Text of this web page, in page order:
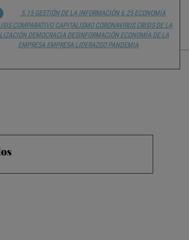
5.15 GESTIÓN DE LA INFORMACIÓN 6.25 ECONOMÍA
COMPARATIVO CAPITALISMO CORONAVIRUS CRISIS DE LA
DEMOCRACIA DESINFORMACIÓN ECONOMÍA DE LA
EMPRESA EMPRESA LIDERAZGO PANDEMIA